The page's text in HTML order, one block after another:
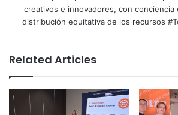
creativos e innovadores, con conciencia
distribución equitativa de los recursos
Related Articles